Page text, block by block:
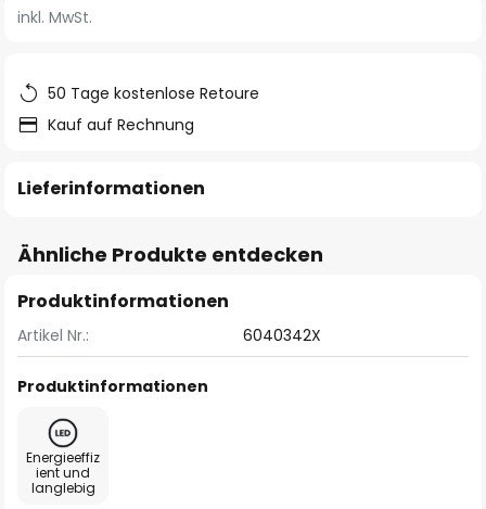
springen
inkl. MwSt.
50 Tage kostenlose Retoure
Kauf auf Rechnung
Lieferinformationen
Ähnliche Produkte entdecken
Produktinformationen
Artikel Nr.: 6040342X
Produktinformationen
Energieeffiz
ient und
langlebig